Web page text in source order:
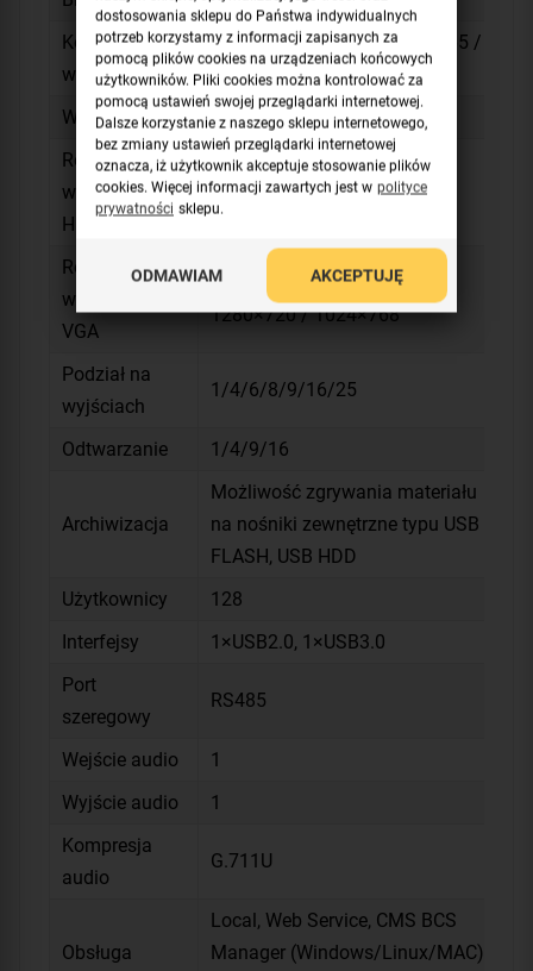
Kompresja
wideo
H.265 Pro / H.265 Pro+ / H265 /
H.264+ / H.264
Wyjścia wideo
HDMI/VGA/BNC
Rozdzielczość
wyświetlania
HDMI
1920×1080 / 1280×1024 /
1280×720 / 1024×768
Rozdzielczość
wyświetlania
VGA
1920×1080 / 1280×1024 /
1280×720 / 1024×768
Podział na
wyjściach
1/4/6/8/9/16/25
Odtwarzanie 1/4/9/16
Archiwizacja
Możliwość zgrywania materiału
na nośniki zewnętrzne typu USB
FLASH, USB HDD
Użytkownicy
128
Interfejsy
1×USB2.0, 1×USB3.0
Port
szeregowy
RS485
Wejście audio
1
Wyjście audio
1
Kompresja
audio
G.711U
Obsługa
Local, Web Service, CMS BCS
Manager (Windows/Linux/MAC),
dostosowania sklepu do Państwa indywidualnych
potrzeb korzystamy z informacji zapisanych za
pomocą plików cookies na urządzeniach końcowych
użytkowników. Pliki cookies można kontrolować za
pomocą ustawień swojej przeglądarki internetowej.
Dalsze korzystanie z naszego sklepu internetowego,
bez zmiany ustawień przeglądarki internetowej
oznacza, iż użytkownik akceptuje stosowanie plików
cookies. Więcej informacji zawartych jest w polityce
prywatności sklepu.
ODMAWIAM AKCEPTUJĘ